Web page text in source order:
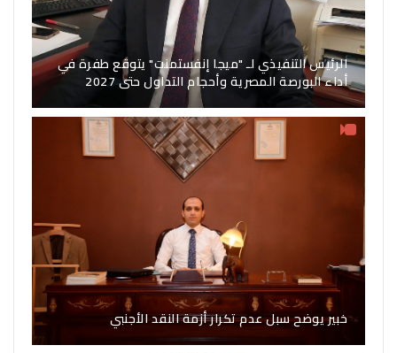
الرئيس التنفيذي لـ "ميجا إنفستمنت" يتوقع طفرة في
أداء البورصة المصرية وأحجام التداول حتى 2027
خبير يوضح سبل عدم تكرار أزمة النقد الأجنبي